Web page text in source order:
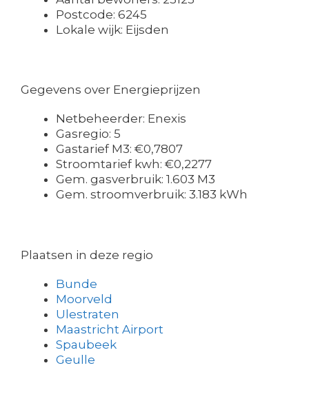
Postcode: 6245
Lokale wijk: Eijsden
Gegevens over Energieprijzen
Netbeheerder: Enexis
Gasregio: 5
Gastarief M3: €0,7807
Stroomtarief kwh: €0,2277
Gem. gasverbruik: 1.603 M3
Gem. stroomverbruik: 3.183 kWh
Plaatsen in deze regio
Bunde
Moorveld
Ulestraten
Maastricht Airport
Spaubeek
Geulle